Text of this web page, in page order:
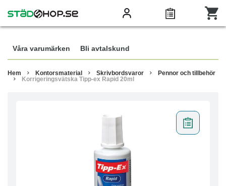
Våra varumärken Bli avtalskund
Hem Kontorsmaterial Skrivbordsvaror
Pennor och tillbehör
Korrigeringsvätska Tipp-ex Rapid 20ml